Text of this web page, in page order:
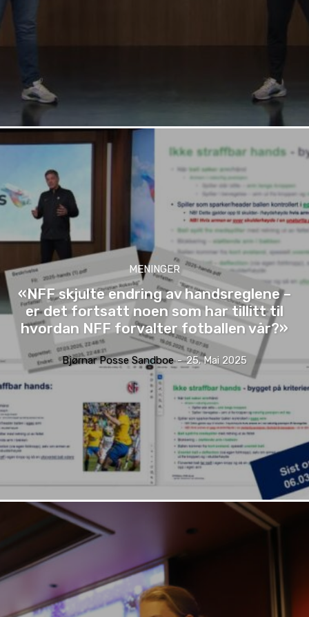
MENINGER
«NFF skjulte endring av handsreglene –
er det fortsatt noen som har tillitt til
hvordan NFF forvalter fotballen vår?»
Bjørnar Posse Sandboe - 25. Mai 2025